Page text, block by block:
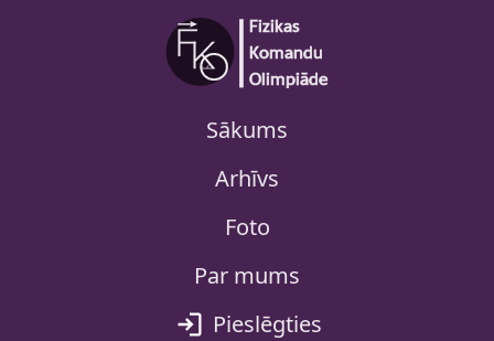
Sākums
Arhīvs
Foto
Par mums
Pieslēgties